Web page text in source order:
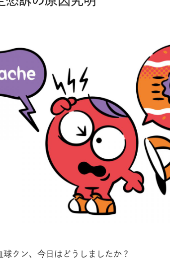
球クン、今日はどうしましたか？